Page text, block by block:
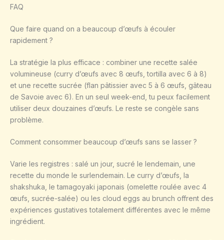
FAQ
Que faire quand on a beaucoup d’œufs à écouler
rapidement ?
La stratégie la plus efficace : combiner une recette salée
volumineuse (curry d’œufs avec 8 œufs, tortilla avec 6 à 8)
et une recette sucrée (flan pâtissier avec 5 à 6 œufs, gâteau
de Savoie avec 6). En un seul week-end, tu peux facilement
utiliser deux douzaines d’œufs. Le reste se congèle sans
problème.
Comment consommer beaucoup d’œufs sans se lasser ?
Varie les registres : salé un jour, sucré le lendemain, une
recette du monde le surlendemain. Le curry d’œufs, la
shakshuka, le tamagoyaki japonais (omelette roulée avec 4
œufs, sucrée-salée) ou les cloud eggs au brunch offrent des
expériences gustatives totalement différentes avec le même
ingrédient.